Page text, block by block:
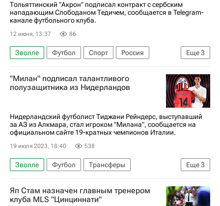
Тольяттинский "Акрон" подписал контракт с сербским
нападающим Слободаном Тедичем, сообщается в Telegram-
канале футбольного клуба.
12 июня, 13:37 86
Еще3
Зволле Футбол Спорт
Россия
Сербия
Акрон (Тольятти) Манчестер Сити
"Милан" подписал талантливого
полузащитника из Нидерландов
Нидерландский футболист Тиджани Рейндерс, выступавший
за АЗ из Алкмара, стал игроком "Милана", сообщается на
официальном сайте 19-кратных чемпионов Италии.
19 июля 2023, 18:40 538
Еще3
Зволле Футбол
Трансферы
Трансферы в Серии А
Милан АЗ (Алкмар)
Яп Стам назначен главным тренером
клуба MLS "Цинциннати"